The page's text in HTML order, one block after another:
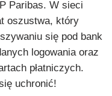
Paribas. W sieci
oszustwa, który
się pod bank
logowania oraz
płatniczych.
uchronić!